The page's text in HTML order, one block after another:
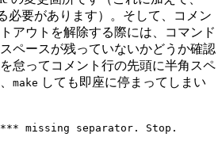
必要があります）。そして、コメン
アウトを解除する際には、コマンド
ペースが残っていないかどうか確認
怠ってコメント行の先頭に半角スペ
make しても即座に停まってしまい
missing separator. Stop.